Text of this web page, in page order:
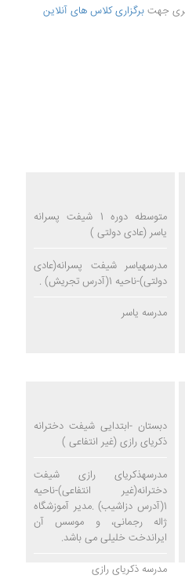
جهت برگزاری کلاس های آنلاین
متوسطه دوره 1 شیفت پسرانه
یاسر (عادی دولتی )
مدرسهیاسر شیفت پسرانه(عادی
دولتی)-ناحیه 1(آدرس تجریش) .
مدرسه یاسر
دبستان -ابتدایی شیفت دخترانه
ذکریای رازی (غیر انتفاعی )
مدرسهذکریای رازی شیفت
دخترانه(غیر انتفاعی)-ناحیه
1(آدرس دزاشیب) .مدیر آموزشگاه
ژاله رجمانی، و موسس آن
ایراندخت خلیلی می باشد.
مدرسه ذکریای رازی